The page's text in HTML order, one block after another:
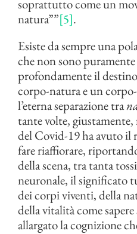
soprattutto come un
natura””[5].
Esiste da sempre una
che non sono
profondamente il
corpo-natura e un
l’eterna separazione tra
tante volte, giustamente,
del Covid-19 ha avuto il
fare riaffiorare,
della scena, tra tanta
neuronale, il significato
dei corpi viventi, della
della vitalità come
allargato la cognizione